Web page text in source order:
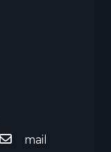
mail